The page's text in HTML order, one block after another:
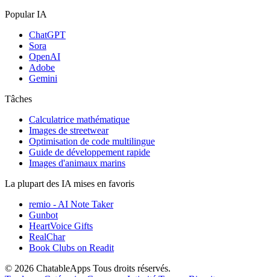
Popular IA
ChatGPT
Sora
OpenAI
Adobe
Gemini
Tâches
Calculatrice mathématique
Images de streetwear
Optimisation de code multilingue
Guide de développement rapide
Images d'animaux marins
La plupart des IA mises en favoris
remio - AI Note Taker
Gunbot
HeartVoice Gifts
RealChar
Book Clubs on Readit
© 2026 ChatableApps Tous droits réservés.